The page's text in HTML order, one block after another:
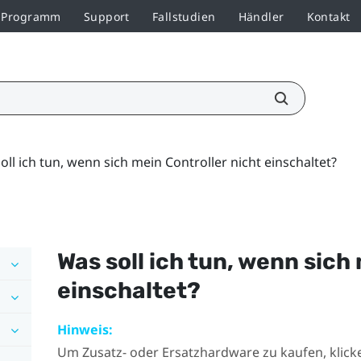
Support Fallstudien Händler Kontakt
ich tun, wenn sich mein Controller nicht einschaltet?
Was soll ich tun, wenn
einschaltet?
Hinweis:
Um Zusatz- oder Ersatzhardware zu kaufen,